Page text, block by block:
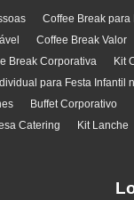
Coffee Break para
Coffee Break Valor
Break Corporativa Kit
para Festa Infantil
Buffet Corporativo
Catering Kit Lanche